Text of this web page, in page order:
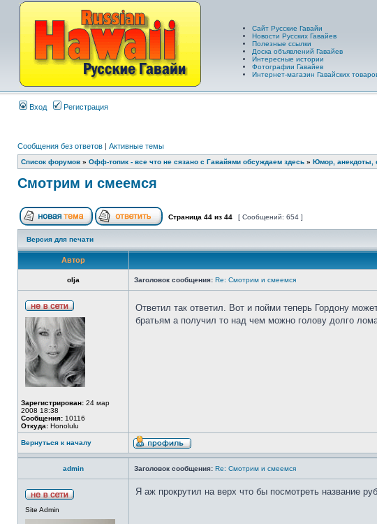
Сайт Русские Гавайи
Новости Русских Гавайев
Полезные ссылки
Доска объявлений Гавайев
Интересные истории
Фотографии Гавайев
Интернет-магазин Гавайских
Вход Регистрация
Сообщения без ответов | Активные темы
Список форумов » Офф-топик - все что не сязано с Гавайями обсуждаем здесь » Юмор, анекдоты,
Смотрим и смеемся
Страница 44 из 44 [ Сообщений: 654 ]
Версия для печати
Автор
olja Заголовок сообщения: Re: Смотрим и смеемся
Зарегистрирован: 24 мар
2008 18:38
Сообщения: 10116
Откуда: Honolulu
Ответил так ответил. Вот и пойми теперь Гордону
братьям а получил то над чем можно голову долго
Вернуться к началу
admin Заголовок сообщения: Re: Смотрим и смеемся
Site Admin
Я аж прокрутил на верх что бы посмотреть название